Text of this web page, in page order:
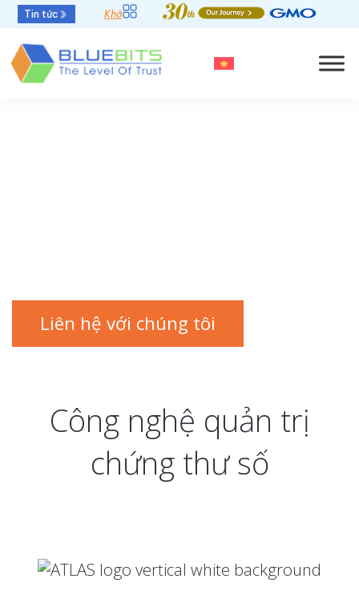
Tin tức Khởi đầu mới - Thời hạn chứng thư số 47 ngày
Liên hệ với chúng tôi
Công nghệ quản trị
chứng thư số